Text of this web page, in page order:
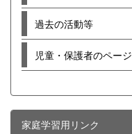
過去の活動等
児童・保護者のページ
家庭学習用リンク